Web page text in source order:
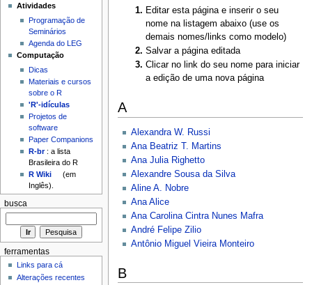
Editar esta página e inserir o seu
nome na listagem abaixo (use os
demais nomes/links como modelo)
Salvar a página editada
Clicar no link do seu nome para iniciar
a edição de uma nova página
A
Alexandra W. Russi
Ana Beatriz T. Martins
Ana Julia Righetto
Alexandre Sousa da Silva
Aline A. Nobre
Ana Alice
Ana Carolina Cintra Nunes Mafra
André Felipe Zilio
Antônio Miguel Vieira Monteiro
B
Atividades
Programação de
Seminários
Agenda do LEG
Computação
Dicas
Materiais e cursos
sobre o R
'R'-idículas
Projetos de
software
Paper Companions
R-br: a lista
Brasileira do R
R Wiki
(em
Inglês).
busca
ferramentas
Links para cá
Alterações recentes